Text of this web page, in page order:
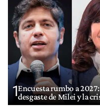
1Encuesta rumbo a
desgaste de Milei y la